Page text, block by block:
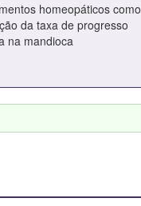
homeopáticos como
da taxa de progresso
na mandioca